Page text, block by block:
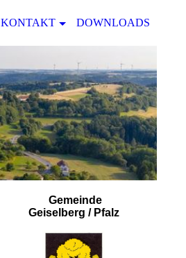
KONTAKT DOWNLOADS
Gemeinde
Geiselberg / Pfalz